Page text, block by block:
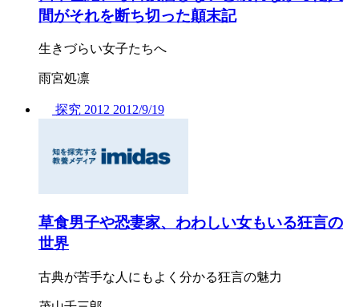
間がそれを断ち切った顛末記
生きづらい女子たちへ
雨宮処凛
探究 2012 2012/9/19
草食男子や恐妻家、わわしい女もいる狂言の
世界
古典が苦手な人にもよく分かる狂言の魅力